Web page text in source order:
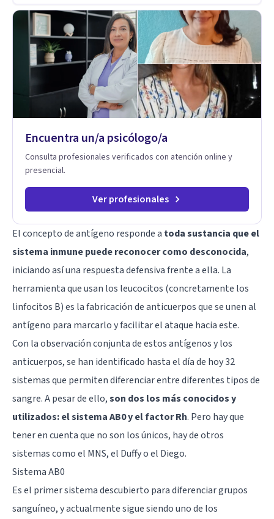
Mindfulness. Estimulación temprana, Establecimiento del
vínculo del Apego Seguro. Orientación sexual,
Acompañamiento Tanatológico. Cuidados paliativos en
enfermedades crónicas.
Encuentra un/a psicólogo/a
Consulta profesionales verificados con atención online y
presencial.
Ver profesionales
El concepto de antígeno responde a toda sustancia que el
sistema inmune puede reconocer como desconocida,
iniciando así una respuesta defensiva frente a ella. La
herramienta que usan los leucocitos (concretamente los
linfocitos B) es la fabricación de anticuerpos que se unen al
antígeno para marcarlo y facilitar el ataque hacia este.
Con la observación conjunta de estos antígenos y los
anticuerpos, se han identificado hasta el día de hoy 32
sistemas que permiten diferenciar entre diferentes tipos de
sangre. A pesar de ello,son dos los más conocidos y
utilizados: el sistema AB0 y el factor Rh. Pero hay que
tener en cuenta que no son los únicos, hay de otros
sistemas como el MNS, el Duffy o el Diego.
Sistema AB0
Es el primer sistema descubierto para diferenciar grupos
sanguíneo, y actualmente sigue siendo uno de los